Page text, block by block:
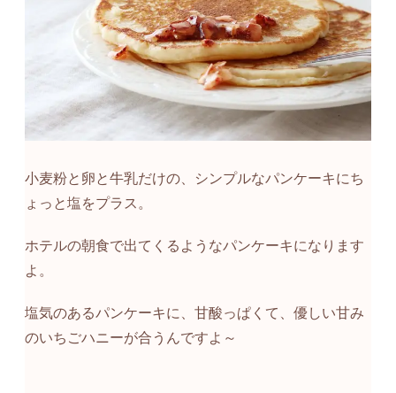
小麦粉と卵と牛乳だけの、シンプルなパンケーキにち
ょっと塩をプラス。
ホテルの朝食で出てくるようなパンケーキになります
よ。
塩気のあるパンケーキに、甘酸っぱくて、優しい甘み
のいちごハニーが合うんですよ～